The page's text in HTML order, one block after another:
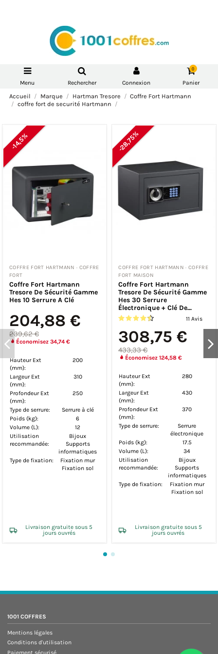
Menu Rechercher Connexion
0
Panier
Accueil Marque Hartman Tresore
Coffre Fort Hartmann
coffre fort de securité Hartmann
-28,75%
COFFRE FORT HARTMANN · COFFRE
FORT MAISON
Coffre Fort Hartmann
Tresore De Sécurité Gamme
Hes 30 Serrure
308,75 €
Économisez 124,58 €
Hauteur Ext
(mm):
280
Largeur Ext
(mm):
430
Profondeur Ext
(mm):
370
Type de serrure:
Serrure
électronique
Poids (kg):
17.5
34
Utilisation
Bijoux
Supports
Livraison gratuite sous 5
jours ouvrés
-28,75%
COFFRE FORT HARTMANN · COFFRE
FORT MAISON
Coffre Fort Hartmann
Tresore De Sécurité Gamme
Hes15 Serrure Électronique
+ Clé De Secours
9 Avis
227,05 €
318,67 €
Économisez 91,62 €
Hauteur Ext
(mm):
250
Largeur Ext
(mm):
350
Profondeur Ext
(mm):
270
Type de serrure:
Serrure
électronique
Poids (kg):
9.2
Volume (L):
Utilisation
recommandée:
Bijoux
Supports
informatiques
Type de fixation:
Fixation mur
Fixation sol
Livraison gratuite sous 5
jours ouvrés
1001 COFFRES
Mentions légales
Conditions d'utilisation
Paiement sécurisé